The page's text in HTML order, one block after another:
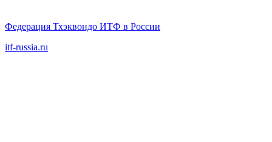
Федерация Тхэквондо ИТФ в России
itf-russia.ru